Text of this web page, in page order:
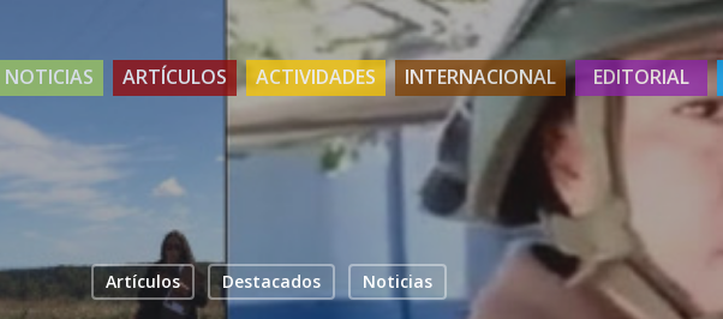
NOTICIAS ARTÍCULOS ACTIVIDADES INTERNACIONAL EDITORIAL
Artículos Destacados Noticias